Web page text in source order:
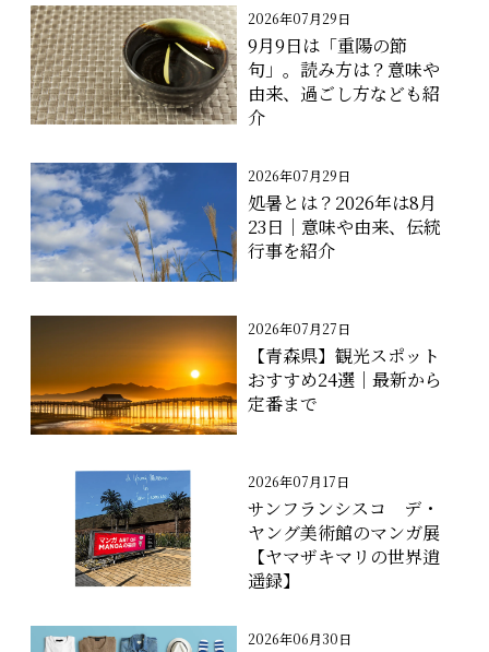
2026年07月29日
9月9日は「重陽の節
句」。読み方は？意味や
由来、過ごし方なども紹
介
2026年07月29日
処暑とは？2026年は8月
23日｜意味や由来、伝統
行事を紹介
2026年07月27日
【青森県】観光スポット
おすすめ24選｜最新から
定番まで
2026年07月17日
サンフランシスコ デ・
ヤング美術館のマンガ展
【ヤマザキマリの世界逍
遥録】
2026年06月30日